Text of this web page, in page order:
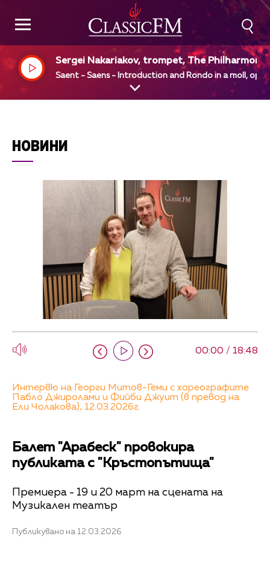
Sergei Nakariakov, trompet, The
Vladimir Ashkenazy, dir
Saent - Saens - Introduction and Rondo in a moll, op
НОВИНИ
00:00 / 18:48
Интервю на Георги Митов-Геми с хореографите
Пабло Джиролами и Фийби Джуит (в превод на
Ели Чолакова), 12.03.2026г.
Балет "Арабеск" провокира
публиката с "Кръстопътища"
Премиера - 19 и 20 март на сцената на
Музикален театър
Публикувано на 12.03.2026